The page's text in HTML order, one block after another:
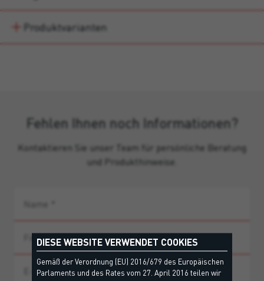
Produktvarianten
Fehlen Ihnen noch Informationen?
Kontaktieren Sie unser Team für persönliche Beratung
und Produkthinweise.
DIESE WEBSITE VERWENDET COOKIES
Gemäß der Verordnung (EU) 2016/679 des Europäischen
Parlaments und des Rates vom 27. April 2016 teilen wir